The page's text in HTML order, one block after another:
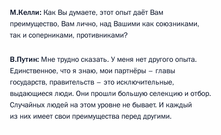
М.Келли: Как Вы думаете, этот опыт даёт Вам
преимущество, Вам лично, над Вашими как союзниками,
так и соперниками, противниками?
В.Путин: Мне трудно сказать. У меня нет другого опыта.
Единственное, что я знаю, мои партнёры – главы
государств, правительств – это исключительные,
выдающиеся люди. Они прошли большую селекцию и отбор.
Случайных людей на этом уровне не бывает. И каждый
из них имеет свои преимущества перед другими.